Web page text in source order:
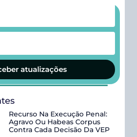
atualizações
Recurso Na Execução Penal:
Agravo Ou Habeas Corpus
Contra Cada Decisão Da VEP